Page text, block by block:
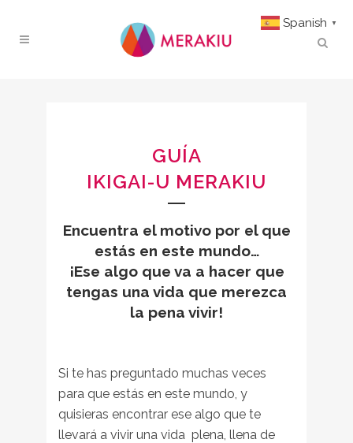
GUÍA
IKIGAI-U MERAKIU
Encuentra el motivo por el que
estás en este mundo…
¡Ese algo que va a hacer que
tengas una vida que merezca
la pena vivir!
Si te has preguntado muchas veces
para que estás en este mundo, y
quisieras encontrar ese algo que te
llevará a vivir una vida plena, llena de
Spanish ▼